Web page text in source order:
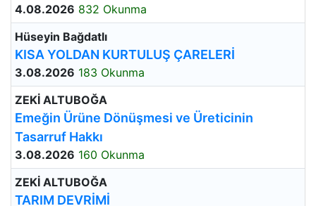
4.08.2026 832 Okunma
Hüseyin Bağdatlı
KISA YOLDAN KURTULUŞ ÇARELERİ
3.08.2026 183 Okunma
ZEKİ ALTUBOĞA
Emeğin Ürüne Dönüşmesi ve Üreticinin
Tasarruf Hakkı
3.08.2026 160 Okunma
ZEKİ ALTUBOĞA
TARIM DEVRİMİ